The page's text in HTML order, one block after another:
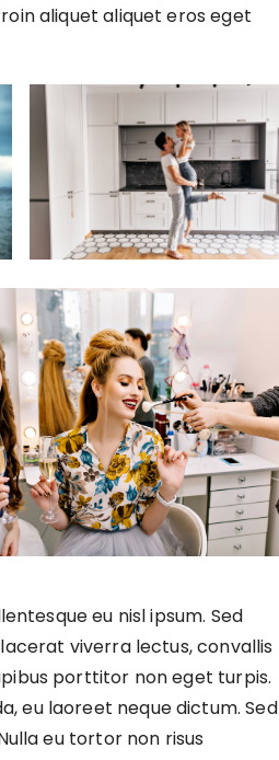
aliquet aliquet eros eget
eu nisl ipsum. Sed
viverra lectus, convallis
porttitor non eget turpis.
eu laoreet neque dictum. Sed
eu tortor non risus